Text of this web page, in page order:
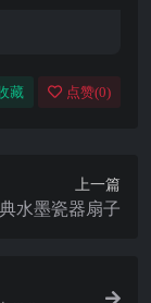
藏 点赞(0)
上一篇
水墨瓷器扇子